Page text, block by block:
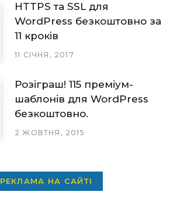
HTTPS та SSL для
WordPress безкоштовно за
11 кроків
11 СІЧНЯ, 2017
Розіграш! 115 преміум-
шаблонів для WordPress
безкоштовно.
2 ЖОВТНЯ, 2015
РЕКЛАМА НА САЙТІ